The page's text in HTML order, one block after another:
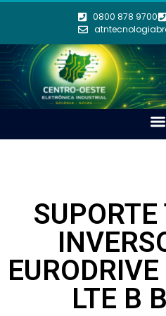
0800 878 9700
LTE B